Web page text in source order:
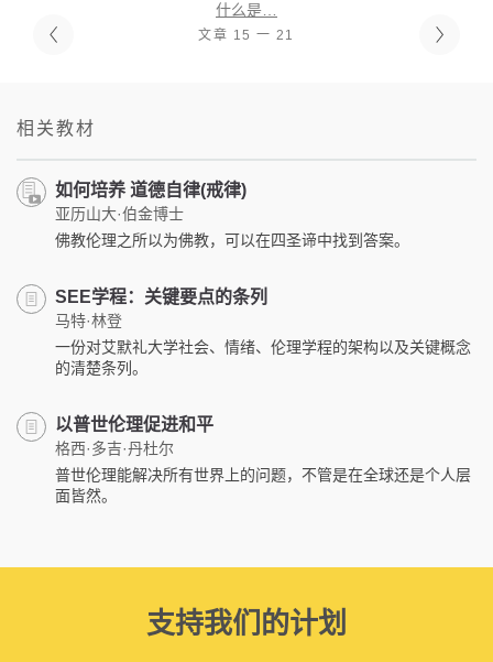
什么是…
文章 15 一 21
相关教材
如何培养 道德自律(戒律)
亚历山大·伯金博士
佛教伦理之所以为佛教，可以在四圣谛中找到答案。
SEE学程：关键要点的条列
马特·林登
一份对艾默礼大学社会、情绪、伦理学程的架构以及关键概念
的清楚条列。
以普世伦理促进和平
格西·多吉·丹杜尔
普世伦理能解决所有世界上的问题，不管是在全球还是个人层
面皆然。
支持我们的计划